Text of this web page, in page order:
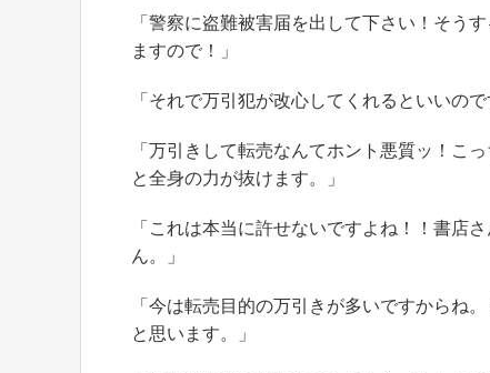
「警察に盗難被害届を出して下さい！そう
ますので！」
「それで万引犯が改心してくれるといいの
「万引きして転売なんてホント悪質ッ！こ
と全身の力が抜けます。」
「これは本当に許せないですよね！！書店
ん。」
「今は転売目的の万引きが多いですからね
と思います。」